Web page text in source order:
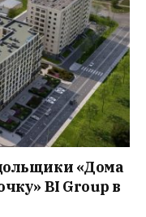
«Дома
BI Group в